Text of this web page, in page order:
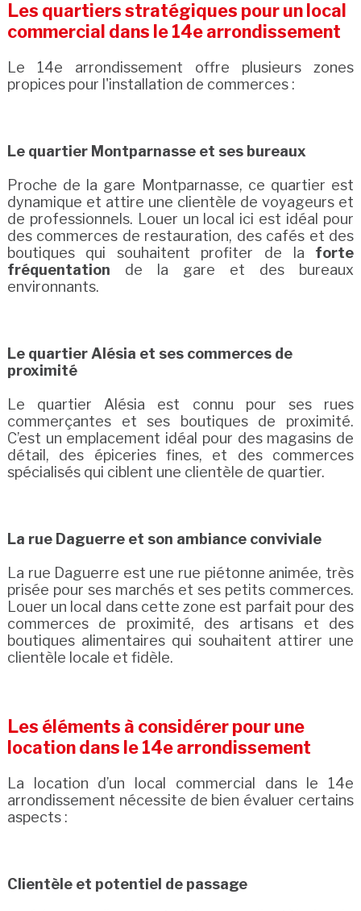
Les quartiers stratégiques pour un local
commercial dans le 14e arrondissement
Le 14e arrondissement offre plusieurs zones
propices pour l'installation de commerces :
Le quartier Montparnasse et ses bureaux
Proche de la gare Montparnasse, ce quartier est
dynamique et attire une clientèle de voyageurs et
de professionnels. Louer un local ici est idéal pour
des commerces de restauration, des cafés et des
boutiques qui souhaitent profiter de la forte
fréquentation de la gare et des bureaux
environnants.
Le quartier Alésia et ses commerces de
proximité
Le quartier Alésia est connu pour ses rues
commerçantes et ses boutiques de proximité.
C’est un emplacement idéal pour des magasins de
détail, des épiceries fines, et des commerces
spécialisés qui ciblent une clientèle de quartier.
La rue Daguerre et son ambiance conviviale
La rue Daguerre est une rue piétonne animée, très
prisée pour ses marchés et ses petits commerces.
Louer un local dans cette zone est parfait pour des
commerces de proximité, des artisans et des
boutiques alimentaires qui souhaitent attirer une
clientèle locale et fidèle.
Les éléments à considérer pour une
location dans le 14e arrondissement
La location d’un local commercial dans le 14e
arrondissement nécessite de bien évaluer certains
aspects :
Clientèle et potentiel de passage